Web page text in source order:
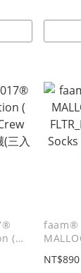
(
入
faam®
Socks
NT$890